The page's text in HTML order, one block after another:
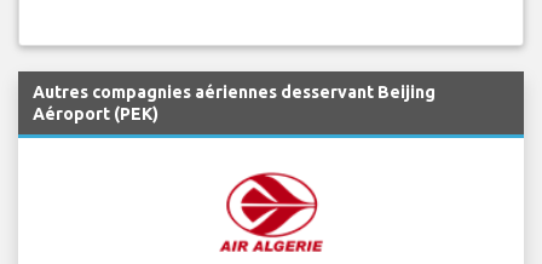
Autres compagnies aériennes desservant Beijing
Aéroport (PEK)